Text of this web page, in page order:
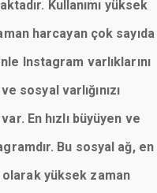
Kullanımı yüksek
harcayan çok sayıda
Instagram varlıklarını
sosyal varlığınızı
En hızlı büyüyen ve
Bu sosyal ağ, en
yüksek zaman